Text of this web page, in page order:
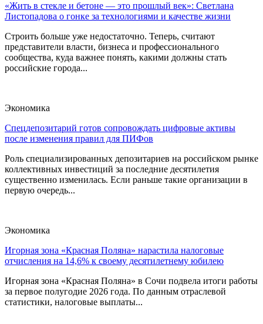
«Жить в стекле и бетоне — это прошлый век»: Светлана
Листопадова о гонке за технологиями и качестве жизни
Строить больше уже недостаточно. Теперь, считают
представители власти, бизнеса и профессионального
сообщества, куда важнее понять, какими должны стать
российские города...
Экономика
Спецдепозитарий готов сопровождать цифровые активы
после изменения правил для ПИФов
Роль специализированных депозитариев на российском рынке
коллективных инвестиций за последние десятилетия
существенно изменилась. Если раньше такие организации в
первую очередь...
Экономика
Игорная зона «Красная Поляна» нарастила налоговые
отчисления на 14,6% к своему десятилетнему юбилею
Игорная зона «Красная Поляна» в Сочи подвела итоги работы
за первое полугодие 2026 года. По данным отраслевой
статистики, налоговые выплаты...